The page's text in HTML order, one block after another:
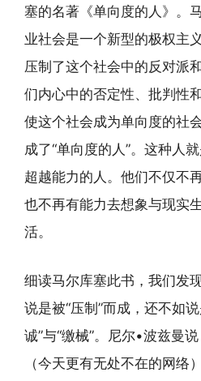
塞的名著《单向度的人》。
业社会是一个新型的极权主
压制了这个社会中的反对派
们内心中的否定性、批判性
使这个社会成为单向度的社
成了“单向度的人”。这种人
超越能力的人。他们不仅不
也不再有能力去想象与现实
活。
细读马尔库塞此书，我们发
说是被“压制”而成，还不如
诚”与“缴械”。尼尔•波兹曼
（今天更有无处不在的网络